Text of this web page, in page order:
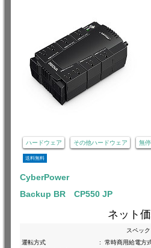
ハードウェア その他ハードウェア 無
送料無料
CyberPower
Backup BR CP550 JP
ネット価
スペック
運転方式
:
常時商用給電方